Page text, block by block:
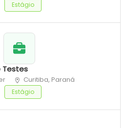
Estágio
Testes
Curitiba, Paraná
Estágio